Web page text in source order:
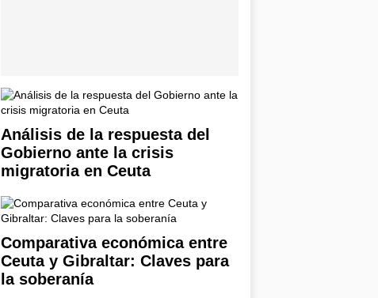
Análisis de la respuesta del
Gobierno ante la crisis
migratoria en Ceuta
Comparativa económica entre
Ceuta y Gibraltar: Claves para
la soberanía